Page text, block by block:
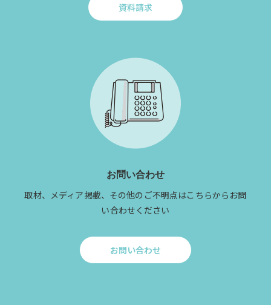
資料請求
Click
請
お問い合わせ
取材、メディア掲載、その他のご不明点はこちらからお問
い合わせください
お問い合わせ
Click